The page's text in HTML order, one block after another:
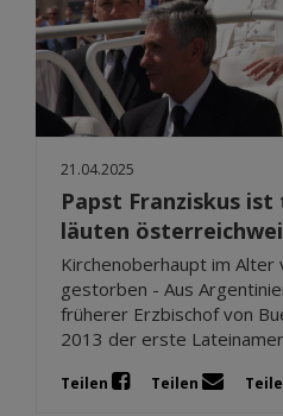
21.04.2025
Papst Franziskus
läuten
Kirchenoberhaupt im Alter
gestorben - Aus
früherer Erzbischof von
2013 der erste
Teilen Teilen